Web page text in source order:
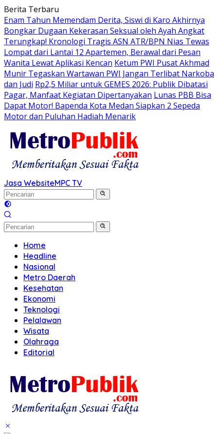
Langsung
ke
konten
Berita Terbaru
Enam Tahun Memendam Derita, Siswi di Karo Akhirnya
Bongkar Dugaan Kekerasan Seksual oleh Ayah Angkat
Terungkap! Kronologi Tragis ASN ATR/BPN Nias Tewas
Lompat dari Lantai 12 Apartemen, Berawal dari Pesan
Wanita Lewat Aplikasi Kencan Ketum PWI Pusat Akhmad
Munir Tegaskan Wartawan PWI Jangan Terlibat Narkoba
dan Judi Rp2,5 Miliar untuk GEMES 2026: Publik Dibatasi
Pagar, Manfaat Kegiatan Dipertanyakan Lunas PBB Bisa
Dapat Motor! Bapenda Kota Medan Siapkan 2 Sepeda
Motor dan Puluhan Hadiah Menarik
Jasa WebsiteMPC TV
Home
Headline
Nasional
Metro Daerah
Kesehatan
Ekonomi
Teknologi
Pelalawan
Wisata
Olahraga
Editorial